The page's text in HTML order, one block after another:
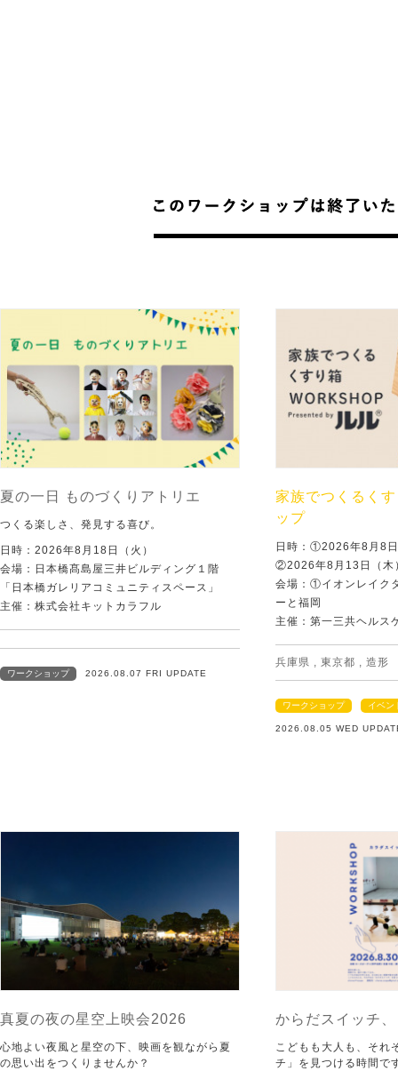
夏の一日 ものづくりアトリエ
つくる楽しさ、発見する喜び。
日時：2026年8月18日（火）
会場：日本橋髙島屋三井ビルディング１階
「日本橋ガレリアコミュニティスペース」
主催：株式会社キットカラフル
ワークショップ 2026.08.07 FRI UPDATE
家族でつくるく
ップ
日時：①2026年8月8
②2026年8月13日（木
会場：①イオンレイ
ーと福岡
主催：第一三共ヘルス
兵庫県 , 東京都 , 造形
ワークショップ イベン
2026.08.05 WED
真夏の夜の星空上映会2026
心地よい夜風と星空の下、映画を観ながら夏
の思い出をつくりませんか？
からだスイッチ
こどもも大人も、それ
チ」を見つける時間で